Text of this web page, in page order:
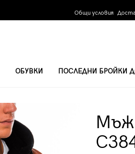
Общи условия
ОБУВКИ ПОСЛЕДНИ БРОЙКИ